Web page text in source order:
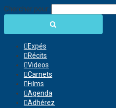
Chercher pour:
Expés
Récits
Videos
Carnets
Films
Agenda
Adhérez